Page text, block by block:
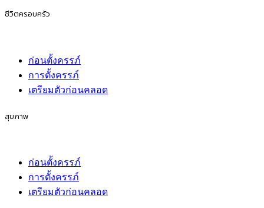
ชีวิตครอบครัว
ก่อนตั้งครรภ์
การตั้งครรภ์
เตรียมตัวก่อนคลอด
สุขภาพ
ก่อนตั้งครรภ์
การตั้งครรภ์
เตรียมตัวก่อนคลอด